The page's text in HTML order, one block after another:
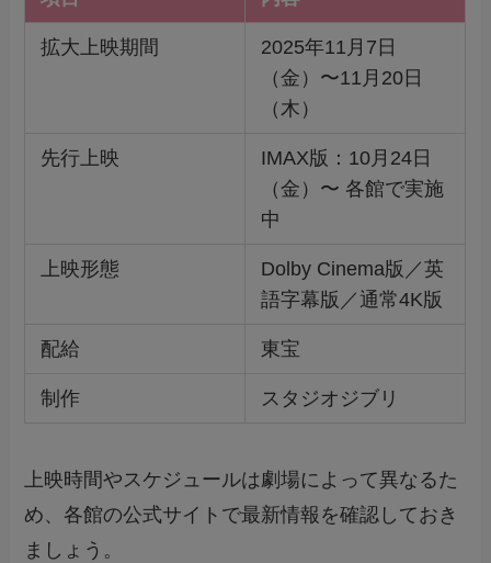
拡大上映期間
2025年11月7日
（金）〜11月20日
（木）
先行上映
IMAX版：10月24日
（金）〜 各館で実施
中
上映形態
Dolby Cinema版／英
語字幕版／通常4K版
配給 東宝
制作 スタジオジブリ
上映時間やスケジュールは劇場によって異なるた
め、各館の公式サイトで最新情報を確認しておき
ましょう。